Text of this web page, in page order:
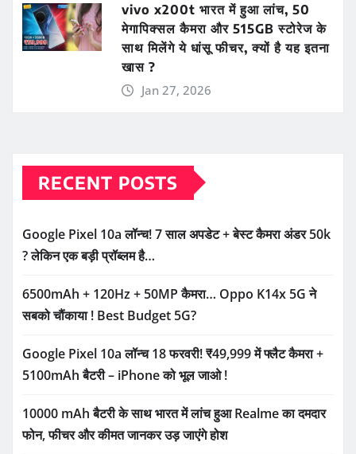
vivo x200t भारत में हुआ लांच, 50
मेगापिक्सल कैमरा और 515GB स्टोरेज के
साथ मिलेंगे ये धांसू फीचर, क्यों है यह इतना
खास ?
Jan 27, 2026
RECENT POSTS
Google Pixel 10a लॉन्च! 7 साल अपडेट + बेस्ट कैमरा अंडर 50k
? लेकिन एक बड़ी प्रॉब्लम है…
6500mAh + 120Hz + 50MP कैमरा… Oppo K14x 5G ने
सबको चौंकाया ! Best Budget 5G?
Google Pixel 10a लॉन्च 18 फरवरी! ₹49,999 में फ्लैट कैमरा +
5100mAh बैटरी – iPhone को भूल जाओ !
10000 mAh बैटरी के साथ भारत में लांच हुआ Realme का दमदार
फोन, फीचर और कीमत जानकर उड़ जाएंगे होश